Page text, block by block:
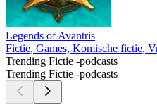
Legends of Avantris
Fictie, Games, Komische fictie,
Trending Fictie -podcasts
Trending Fictie -podcasts